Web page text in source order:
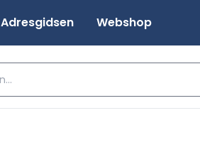
Adresgidsen Webshop